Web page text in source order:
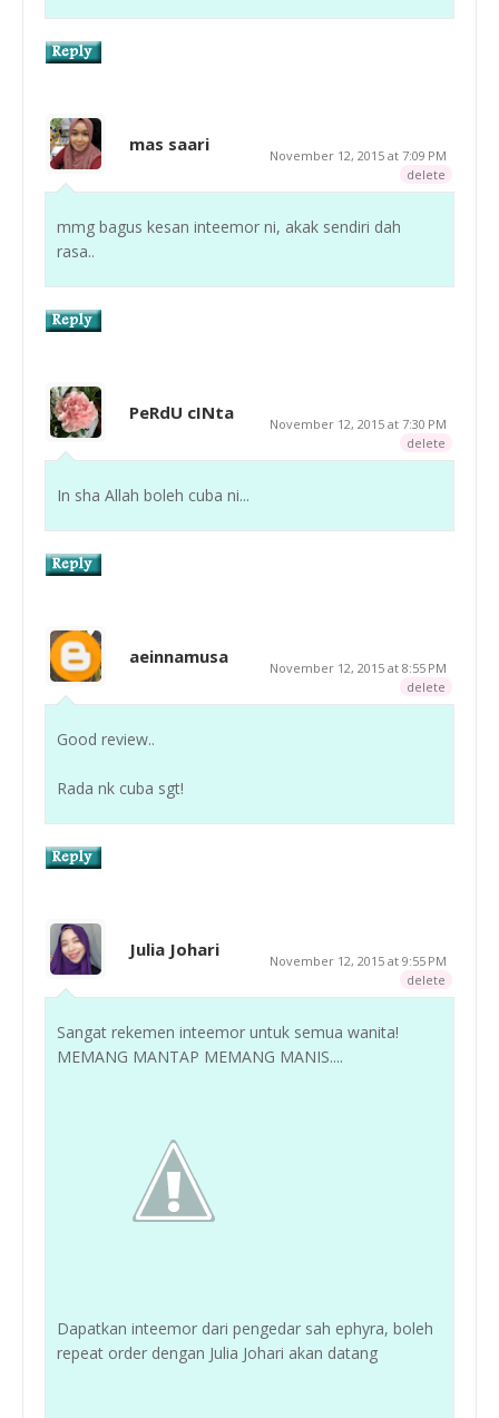
mas saari
November 12, 2015 at 7:09 PM
delete
mmg bagus kesan inteemor ni, akak sendiri dah
rasa..
PeRdU cINta
November 12, 2015 at 7:30 PM
delete
In sha Allah boleh cuba ni...
aeinnamusa
November 12, 2015 at 8:55 PM
delete
Good review..
Rada nk cuba sgt!
Julia Johari
November 12, 2015 at 9:55 PM
delete
Sangat rekemen inteemor untuk semua wanita!
MEMANG MANTAP MEMANG MANIS....
Dapatkan inteemor dari pengedar sah ephyra, boleh
repeat order dengan Julia Johari akan datang